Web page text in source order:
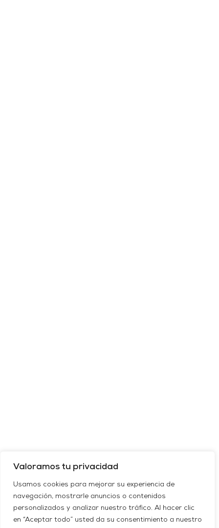
Valoramos tu privacidad
Usamos cookies para mejorar su experiencia de
navegación, mostrarle anuncios o contenidos
personalizados y analizar nuestro tráfico. Al hacer clic
en “Aceptar todo” usted da su consentimiento a nuestro